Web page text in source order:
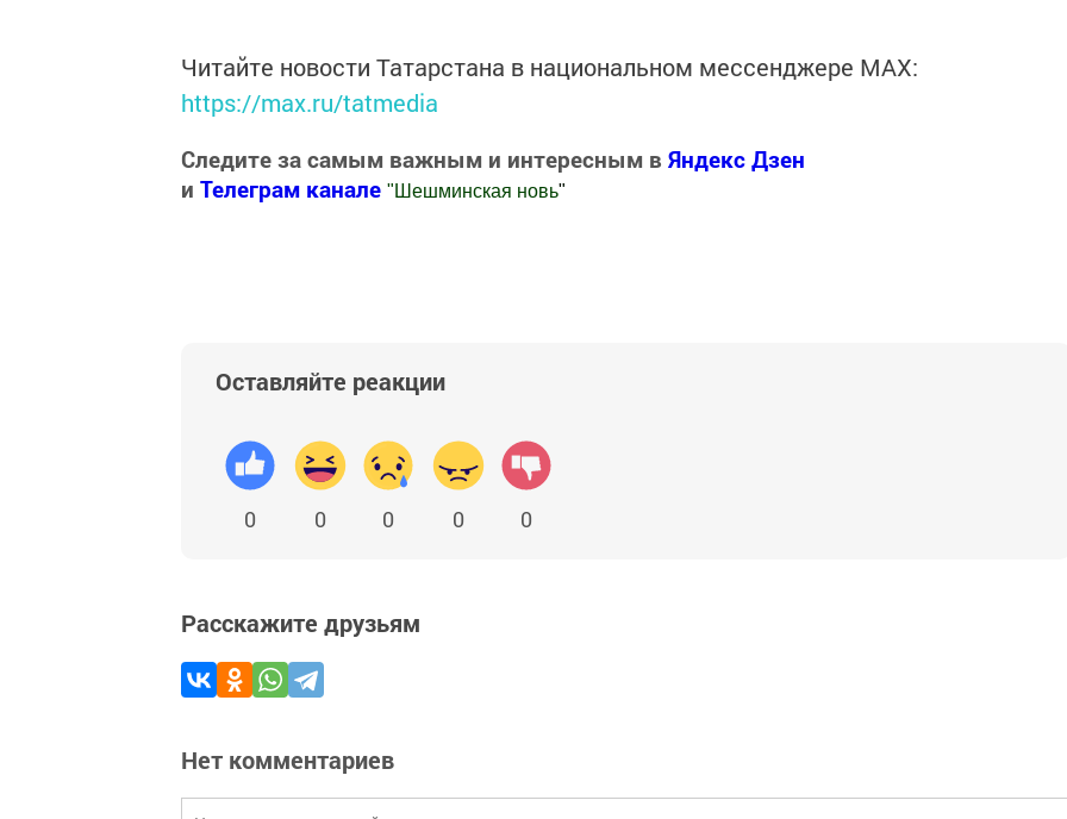
Читайте новости Татарстана в национальном мессенджере MАХ:
https://max.ru/tatmedia
Следите за самым важным и интересным в Яндекс Дзен
и Телеграм канале " Шешминская новь"
Оставляйте реакции
0 0 0 0 0
Расскажите друзьям
Нет комментариев